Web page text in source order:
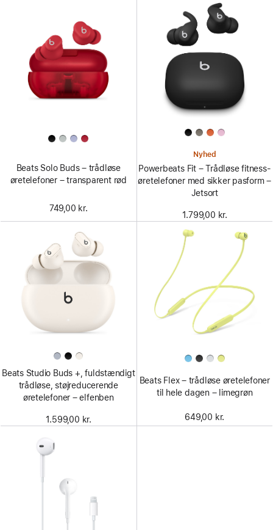
Beats Solo Buds – trådløse
øretelefoner – transparent rød
749,00 kr.
Nyhed
Powerbeats Fit – Trådløse fitness-
øretelefoner med sikker pasform –
Jetsort
1.799,00 kr.
Beats Studio Buds +, fuldstændigt
trådløse, støjreducerende
øretelefoner – elfenben
1.599,00 kr.
Beats Flex – trådløse øretelefoner
til hele dagen – limegrøn
649,00 kr.